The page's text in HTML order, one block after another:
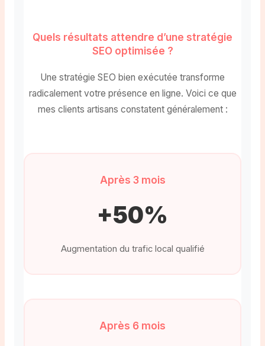
Quels résultats attendre d’une stratégie
SEO optimisée ?
Une stratégie SEO bien exécutée transforme
radicalement votre présence en ligne. Voici ce que
mes clients artisans constatent généralement :
Après 3 mois
+50%
Augmentation du trafic local qualifié
Après 6 mois